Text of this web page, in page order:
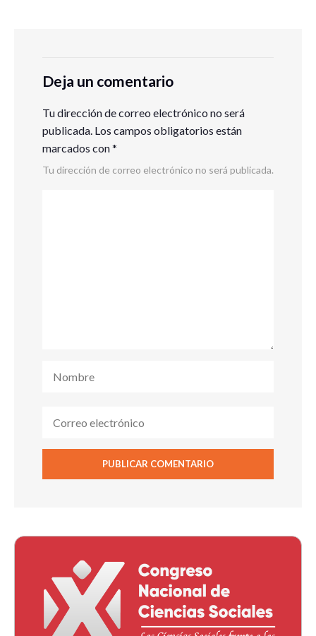
Deja un comentario
Tu dirección de correo electrónico no será
publicada. Los campos obligatorios están
marcados con*
Tu dirección de correo electrónico no será publicada.